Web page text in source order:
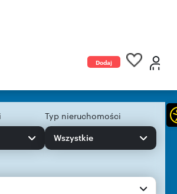
Dodaj
Typ nieruchomości
Wszystkie